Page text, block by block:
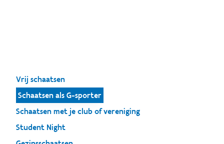
Vrij schaatsen
Schaatsen als G-sporter
Schaatsen met je club of vereniging
Student Night